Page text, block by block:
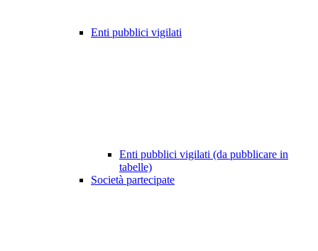
Enti pubblici vigilati
Enti pubblici vigilati (da pubblicare in
tabelle)
Società partecipate